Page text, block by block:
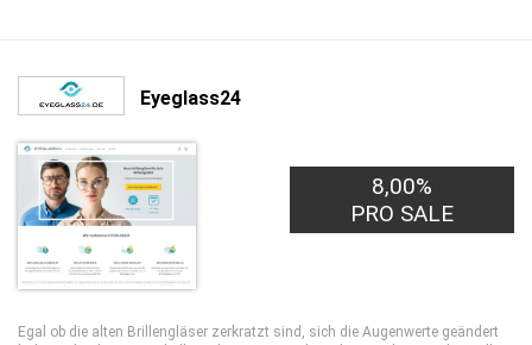
Eyeglass24
8,00%
PRO SALE
Egal ob die alten Brillengläser zerkratzt sind, sich die Augenwerte geändert